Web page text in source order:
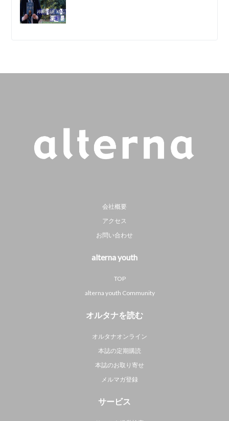
会社概要
アクセス
お問い合わせ
alterna youth
TOP
alterna youth Community
オルタナを読む
オルタナオンライン
本誌の定期購読
本誌のお取り寄せ
メルマガ登録
サービス